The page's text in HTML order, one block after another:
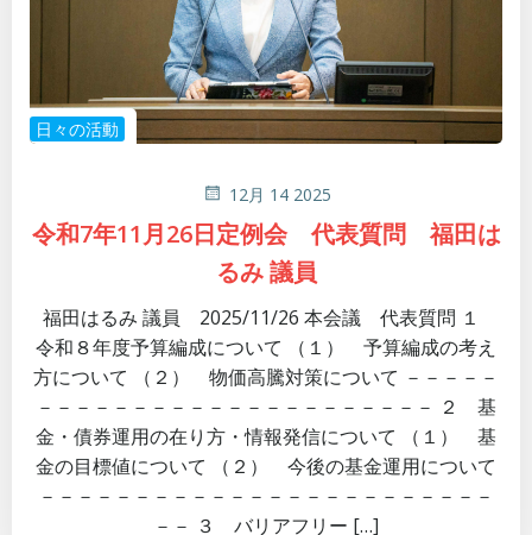
日々の活動
12月 14 2025
令和7年11月26日定例会 代表質問 福田は
るみ 議員
福田はるみ 議員 2025/11/26 本会議 代表質問 １
令和８年度予算編成について （１） 予算編成の考え
方について （２） 物価高騰対策について －－－－－
－－－－－－－－－－－－－－－－－－－－－ ２ 基
金・債券運用の在り方・情報発信について （１） 基
金の目標値について （２） 今後の基金運用について
－－－－－－－－－－－－－－－－－－－－－－－－
－－ ３ バリアフリー […]